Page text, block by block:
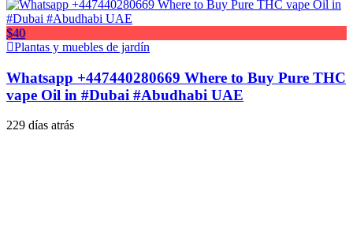
$40
Plantas y muebles de jardín
Whatsapp +447440280669 Where to Buy Pure THC
vape Oil in #Dubai #Abudhabi UAE
229 días atrás